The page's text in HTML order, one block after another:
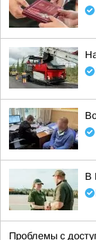
В
Проблемы с